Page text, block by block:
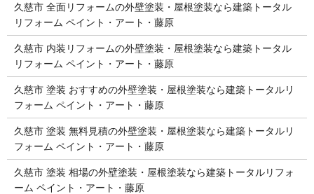
久慈市 全面リフォームの外壁塗装・屋根塗装なら建築トータル
リフォーム ペイント・アート・藤原
久慈市 内装リフォームの外壁塗装・屋根塗装なら建築トータル
リフォーム ペイント・アート・藤原
久慈市 塗装 おすすめの外壁塗装・屋根塗装なら建築トータルリ
フォーム ペイント・アート・藤原
久慈市 塗装 無料見積の外壁塗装・屋根塗装なら建築トータルリ
フォーム ペイント・アート・藤原
久慈市 塗装 相場の外壁塗装・屋根塗装なら建築トータルリフォ
ーム ペイント・アート・藤原